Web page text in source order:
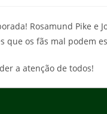
Rosamund Pike e
que os fãs mal podem
a atenção de todos!